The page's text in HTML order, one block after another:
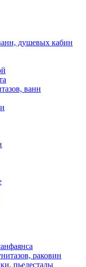
душевых кабин
ванн
раковин
пьедесталы